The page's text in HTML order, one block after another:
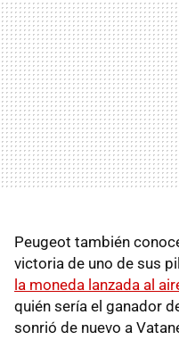
Peugeot también
victoria de uno de sus
la moneda lanzada al
quién sería el ganador
sonrió de nuevo a